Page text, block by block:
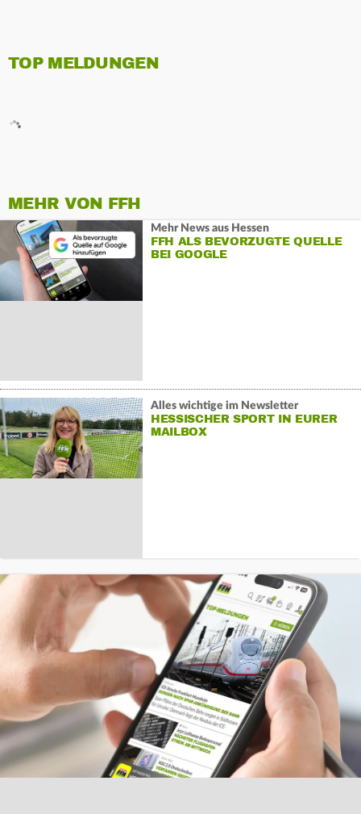
TOP MELDUNGEN
MEHR VON FFH
Mehr News aus Hessen
FFH ALS BEVORZUGTE QUELLE
BEI GOOGLE
Alles wichtige im Newsletter
HESSISCHER SPORT IN EURER
MAILBOX